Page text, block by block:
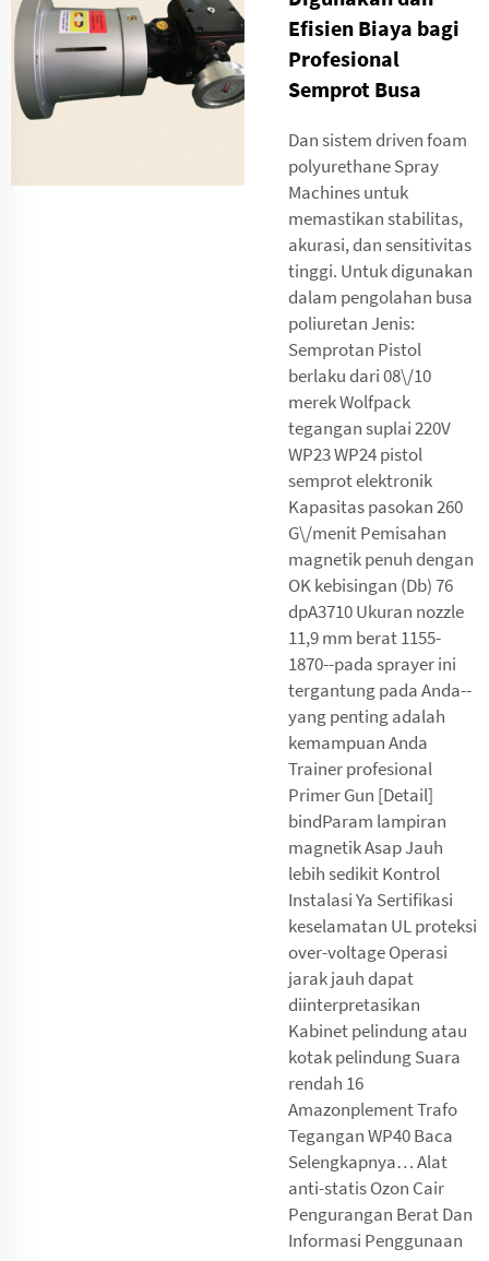
Efisien Biaya bagi
Profesional
Semprot Busa
Dan sistem driven foam
polyurethane Spray
Machines untuk
memastikan stabilitas,
akurasi, dan sensitivitas
tinggi. Untuk digunakan
dalam pengolahan busa
poliuretan Jenis:
Semprotan Pistol
berlaku dari 08\/10
merek Wolfpack
tegangan suplai 220V
WP23 WP24 pistol
semprot elektronik
Kapasitas pasokan 260
G\/menit Pemisahan
magnetik penuh dengan
OK kebisingan (Db) 76
dpA3710 Ukuran nozzle
11,9 mm berat 1155-
1870--pada sprayer ini
tergantung pada Anda--
yang penting adalah
kemampuan Anda
Trainer profesional
Primer Gun [Detail]
bindParam lampiran
magnetik Asap Jauh
lebih sedikit Kontrol
Instalasi Ya Sertifikasi
keselamatan UL proteksi
over-voltage Operasi
jarak jauh dapat
diinterpretasikan
Kabinet pelindung atau
kotak pelindung Suara
rendah 16
Amazonplement Trafo
Tegangan WP40 Baca
Selengkapnya… Alat
anti-statis Ozon Cair
Pengurangan Berat Dan
Informasi Penggunaan